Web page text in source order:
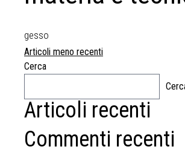
gesso
Navigazione
articoli
Articoli meno recenti
Cerca
Articoli recenti
Commenti recenti